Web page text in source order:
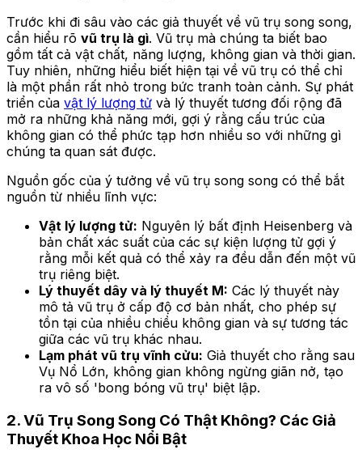
Trước khi đi sâu vào các giả thuyết về vũ trụ song song,
cần hiểu rõ vũ trụ là gì. Vũ trụ mà chúng ta biết bao
gồm tất cả vật chất, năng lượng, không gian và thời gian.
Tuy nhiên, những hiểu biết hiện tại về vũ trụ có thể chỉ
là một phần rất nhỏ trong bức tranh toàn cảnh. Sự phát
triển của vật lý lượng tử và lý thuyết tương đối rộng đã
mở ra những khả năng mới, gợi ý rằng cấu trúc của
không gian có thể phức tạp hơn nhiều so với những gì
chúng ta quan sát được.
Nguồn gốc của ý tưởng về vũ trụ song song có thể bắt
nguồn từ nhiều lĩnh vực:
Vật lý lượng tử: Nguyên lý bất định Heisenberg và
bản chất xác suất của các sự kiện lượng tử gợi ý
rằng mỗi kết quả có thể xảy ra đều dẫn đến một vũ
trụ riêng biệt.
Lý thuyết dây và lý thuyết M: Các lý thuyết này
mô tả vũ trụ ở cấp độ cơ bản nhất, cho phép sự
tồn tại của nhiều chiều không gian và sự tương tác
giữa các vũ trụ khác nhau.
Lạm phát vũ trụ vĩnh cửu: Giả thuyết cho rằng sau
Vụ Nổ Lớn, không gian không ngừng giãn nở, tạo
ra vô số 'bong bóng vũ trụ' biệt lập.
2. Vũ Trụ Song Song Có Thật Không? Các Giả
Thuyết Khoa Học Nổi Bật